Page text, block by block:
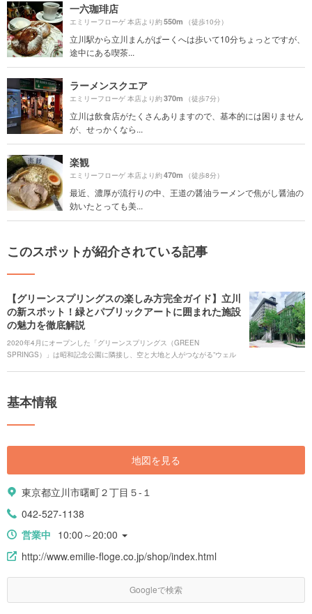
一六珈琲店
エミリーフローゲ 本店より約550m （徒歩10分）
立川駅から立川まんがぱーくへは歩いて10分ちょっとですが、
途中にある喫茶...
ラーメンスクエア
エミリーフローゲ 本店より約370m （徒歩7分）
立川は飲食店がたくさんありますので、基本的には困りません
が、せっかくなら...
楽観
エミリーフローゲ 本店より約470m （徒歩8分）
最近、濃厚が流行りの中、王道の醤油ラーメンで焦がし醤油の
効いたとっても美...
このスポットが紹介されている記事
【グリーンスプリングスの楽しみ方完全ガイド】立川
の新スポット！緑とパブリックアートに囲まれた施設
の魅力を徹底解説
2020年4月にオープンした「グリーンスプリングス（GREEN
SPRINGS）」は昭和記念公園に隣接し、空と大地と人がつながる”ウェル
ングスの魅力をご紹介します。 # グリーンスプリングスを動画でもご紹
基本情報
地図を見る
東京都立川市曙町２丁目５-１
042-527-1138
営業中 10:00～20:00
http://www.emilie-floge.co.jp/shop/index.html
Googleで検索